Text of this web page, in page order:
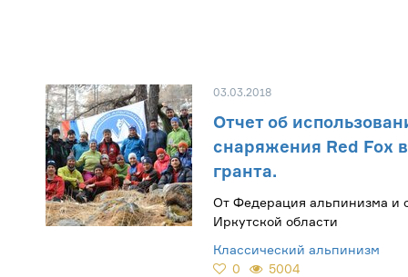
03.03.2018
Отчет об
снаряжения Red Fox
гранта.
От Федерация альпинизма и
Иркутской области
Классический альпинизм
0
5004